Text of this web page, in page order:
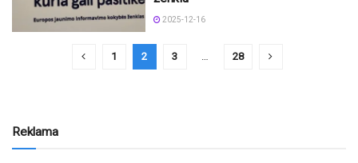
2025-12-16
1 2 3 … 28
Reklama